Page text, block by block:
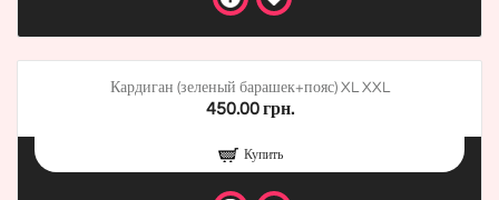
Кардиган (зеленый барашек+пояс) XL XXL
450.00 грн.
Купить